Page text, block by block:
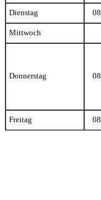
Dienstag
Mittwoch
Donnerstag
Freitag